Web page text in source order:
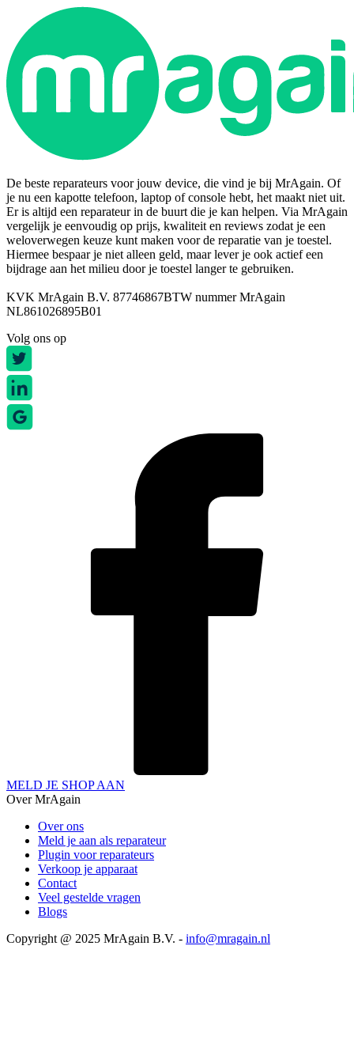
De beste reparateurs voor jouw device, die vind je bij MrAgain. Of
je nu een kapotte telefoon, laptop of console hebt, het maakt niet uit.
Er is altijd een reparateur in de buurt die je kan helpen. Via MrAgain
vergelijk je eenvoudig op prijs, kwaliteit en reviews zodat je een
weloverwegen keuze kunt maken voor de reparatie van je toestel.
Hiermee bespaar je niet alleen geld, maar lever je ook actief een
bijdrage aan het milieu door je toestel langer te gebruiken.
KVK MrAgain B.V. 87746867BTW nummer MrAgain
NL861026895B01
Volg ons op
MELD JE SHOP AAN
Over MrAgain
Over ons
Meld je aan als reparateur
Plugin voor reparateurs
Verkoop je apparaat
Contact
Veel gestelde vragen
Blogs
Copyright @ 2025 MrAgain B.V. - info@mragain.nl